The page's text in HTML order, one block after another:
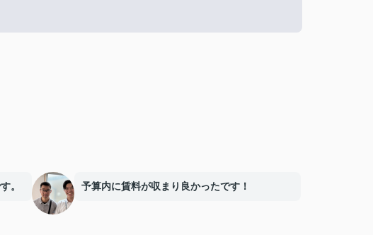
。 予算内に賃料が収まり良かったです！